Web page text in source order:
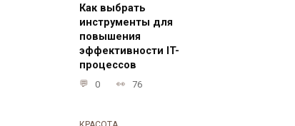
Как выбрать
инструменты для
повышения
эффективности IT-
процессов
0 76